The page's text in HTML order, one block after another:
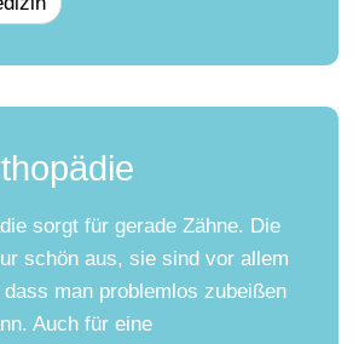
sorgt für gerade Zähne. Die
schön aus, sie sind vor allem
man problemlos zubeißen
Auch für eine